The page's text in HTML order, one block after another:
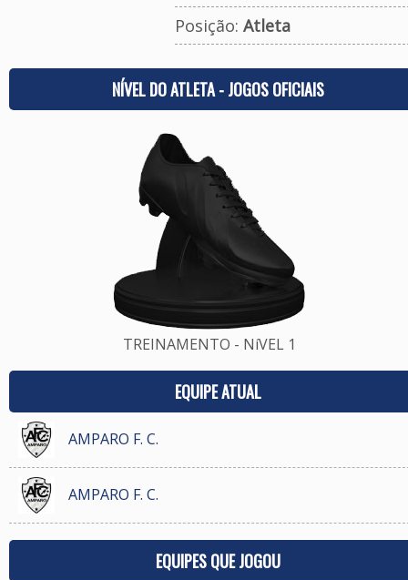
Posição: Atleta
NÍVEL DO ATLETA - JOGOS OFICIAIS
TREINAMENTO - NíVEL 1
EQUIPE ATUAL
AMPARO F. C.
AMPARO F. C.
EQUIPES QUE JOGOU